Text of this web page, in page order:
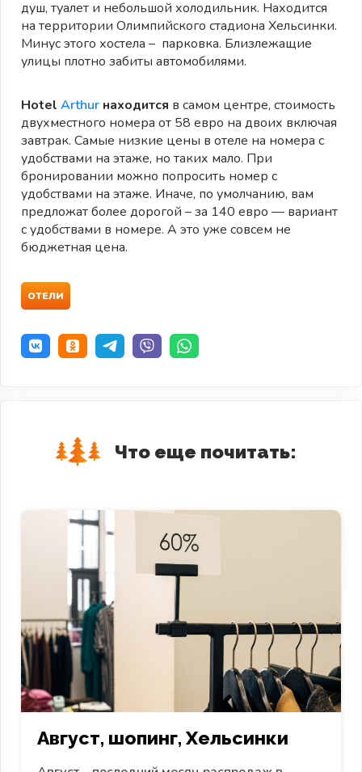
душ, туалет и небольшой холодильник. Находится
на территории Олимпийского стадиона Хельсинки.
Минус этого хостела – парковка. Близлежащие
улицы плотно забиты автомобилями.
Hotel Arthur находится в самом центре, стоимость
двухместного номера от 58 евро на двоих включая
завтрак. Самые низкие цены в отеле на номера с
удобствами на этаже, но таких мало. При
бронировании можно попросить номер с
удобствами на этаже. Иначе, по умолчанию, вам
предложат более дорогой – за 140 евро — вариант
с удобствами в номере. А это уже совсем не
бюджетная цена.
ОТЕЛИ
Что еще почитать:
Август, шопинг, Хельсинки